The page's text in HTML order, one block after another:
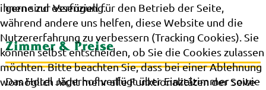
gerne zur Verfügung.
Zimmer & Preise
Das Hotel Jägerhof verfügt über Einzelzimmer sowie
ihnen sind essenziell für den Betrieb der Seite,
während andere uns helfen, diese Website und die
Nutzererfahrung zu verbessern (Tracking Cookies). Sie
können selbst entscheiden, ob Sie die Cookies zulassen
möchten. Bitte beachten Sie, dass bei einer Ablehnung
womöglich nicht mehr alle Funktionalitäten der Seite